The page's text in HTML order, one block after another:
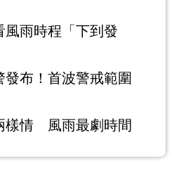
雨時程「下到發
布！首波警戒範圍
樣情 風雨最劇時間